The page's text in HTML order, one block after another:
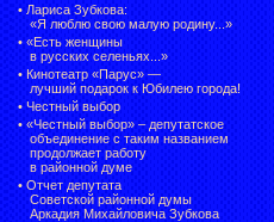
• Лариса Зубкова:
«Я люблю свою малую родину...»
• «Есть женщины
в русских селеньях...»
• Кинотеатр «Парус» —
лучший подарок к Юбилею города!
• Честный выбор
• «Честный выбор» – депутатское
объединение с таким названием
продолжает работу
в районной думе
• Отчет депутата
Советской районной думы
Аркадия Михайловича Зубкова